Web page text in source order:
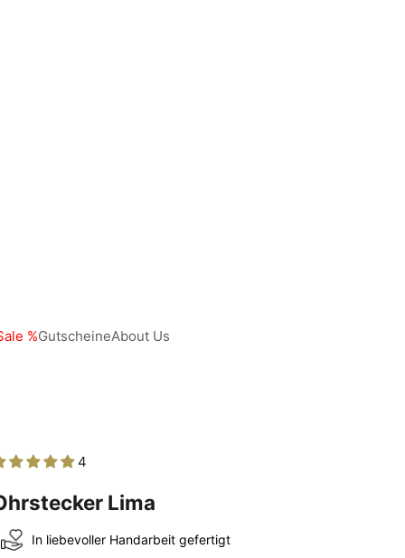
%GutscheineAbout Us
4
Lima
In liebevoller Handarbeit gefertigt